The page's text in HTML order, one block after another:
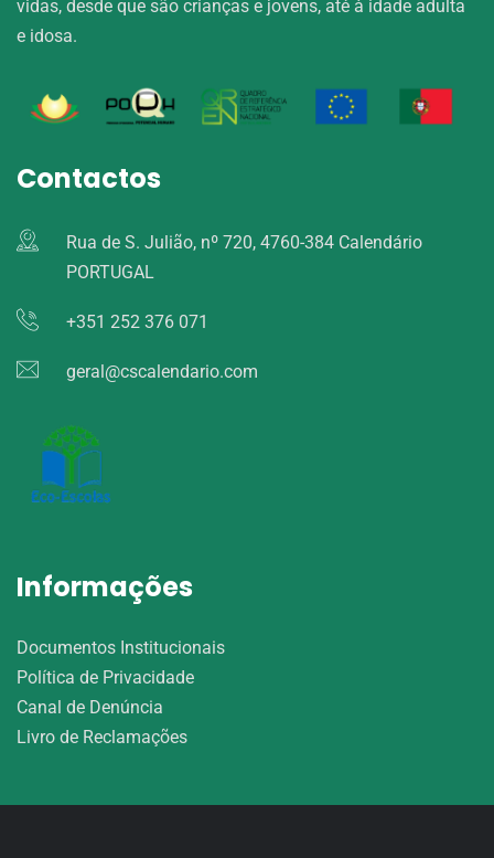
vidas, desde que são crianças e jovens, até à idade adulta
e idosa.
Contactos
Rua de S. Julião, nº 720, 4760-384 Calendário
PORTUGAL
+351 252 376 071
geral@cscalendario.com
Informações
Documentos Institucionais
Política de Privacidade
Canal de Denúncia
Livro de Reclamações